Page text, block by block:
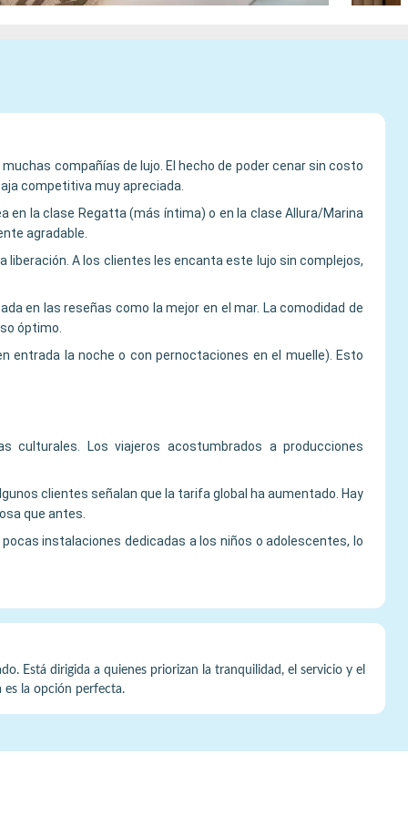
compañías de lujo. El hecho de poder cenar sin costo
competitiva muy apreciada.
en la clase Regatta (más íntima) o en la clase Allura/Marina
agradable.
liberación. A los clientes les encanta este lujo sin complejos,
en las reseñas como la mejor en el mar. La comodidad de
óptimo.
entrada la noche o con pernoctaciones en el muelle). Esto
Los viajeros acostumbrados a producciones
clientes señalan que la tarifa global ha aumentado. Hay
que antes.
instalaciones dedicadas a los niños o adolescentes, lo
Está dirigida a quienes priorizan la tranquilidad, el servicio y el
es la opción perfecta.